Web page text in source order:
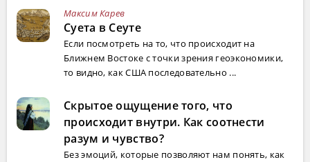
Максим Карев
Суета в Сеуте
Если посмотреть на то, что происходит на
Ближнем Востоке с точки зрения геоэкономики,
то видно, как США последовательно ...
Скрытое ощущение того, что
происходит внутри. Как соотнести
разум и чувство?
Без эмоций, которые позволяют нам понять, как